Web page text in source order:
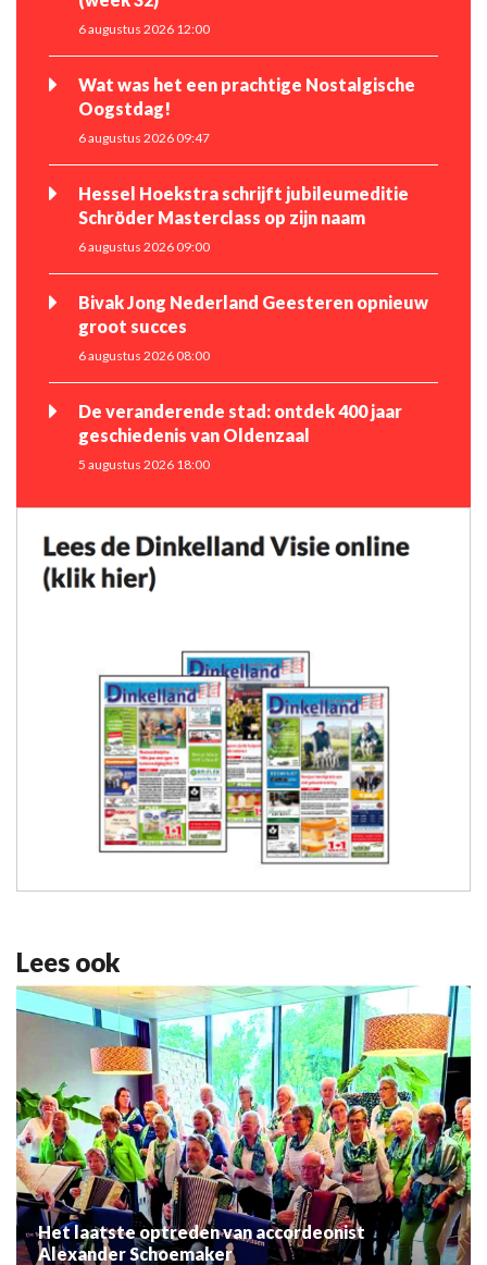
6 augustus 2026 12:00
Wat was het een prachtige Nostalgische
Oogstdag!
6 augustus 2026 09:47
Hessel Hoekstra schrijft jubileumeditie
Schröder Masterclass op zijn naam
6 augustus 2026 09:00
Bivak Jong Nederland Geesteren opnieuw
groot succes
6 augustus 2026 08:00
De veranderende stad: ontdek 400 jaar
geschiedenis van Oldenzaal
5 augustus 2026 18:00
Lees ook
Het laatste optreden van accordeonist
Alexander Schoemaker